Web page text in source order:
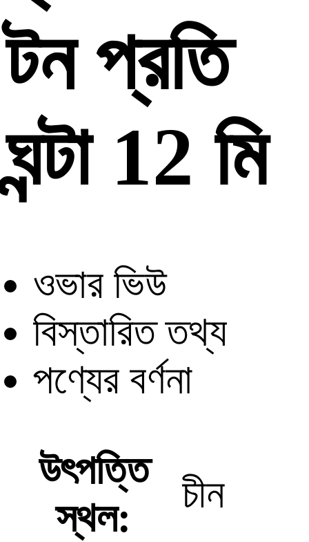
টন প্রতি
ঘন্টা 12 মি
ওভার ভিউ
বিস্তারিত তথ্য
পণ্যের বর্ণনা
উৎপত্তি
স্থল:
চীন